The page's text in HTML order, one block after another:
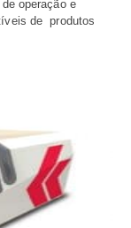
operação e
de produtos